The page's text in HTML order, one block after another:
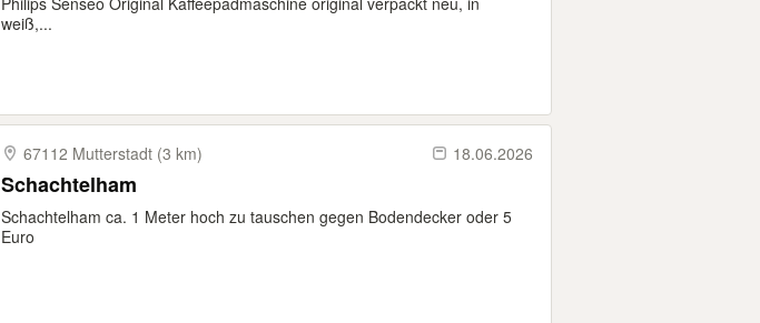
weiß,...
67112 Mutterstadt (3 km) 18.06.2026
Schachtelham
Schachtelham ca. 1 Meter hoch zu tauschen gegen Bodendecker oder 5
Euro